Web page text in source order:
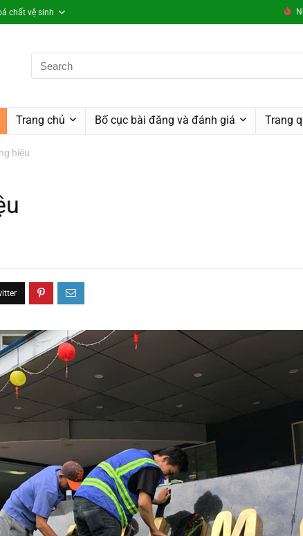
chất vệ sinh
Trang chủ Bố cục bài đăng và đánh giá Trang
hiệu